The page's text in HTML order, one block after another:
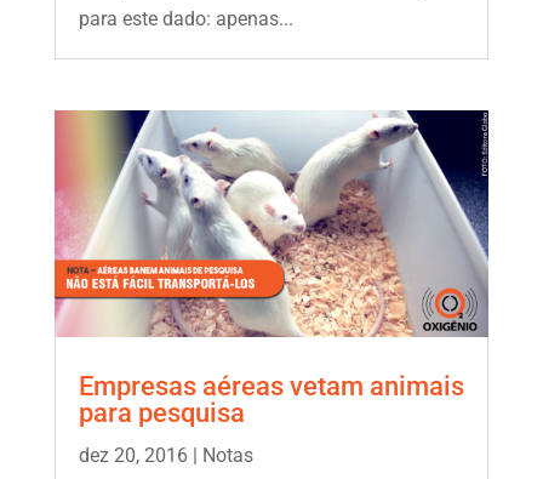
para este dado: apenas...
Empresas aéreas vetam animais
para pesquisa
dez 20, 2016|
Notas